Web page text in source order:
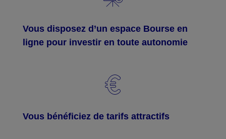
Vous disposez d’un espace Bourse en
ligne pour investir en toute autonomie
Vous bénéficiez de tarifs attractifs